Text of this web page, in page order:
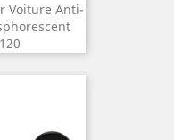
Voiture Anti-